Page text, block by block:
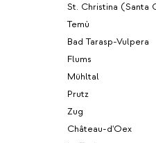
St. Christina (Santa
Temù
Bad Tarasp-Vulpera
Flums
Mühltal
Prutz
Zug
Château-d'Oex